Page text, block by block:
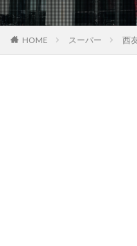
HOME スーパー 西
鳥取県
島根県
徳島県
香川県
佐賀県
長崎県